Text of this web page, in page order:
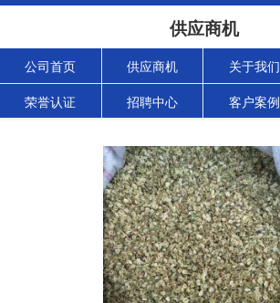
供应商机
公司首页 供应商机 关于我们
荣誉认证 招聘中心 客户案例